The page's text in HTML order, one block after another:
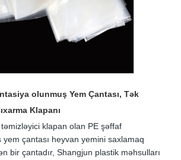
olunmuş Yem Çantası, Tək
Klapanı
klapan olan PE şəffaf
çantası heyvan yemini saxlamaq
bir çantadır, Shangjun plastik məhsulları